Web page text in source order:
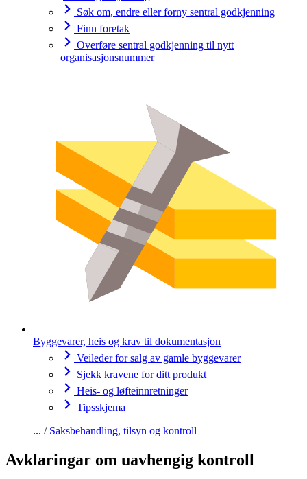
Søk om, endre eller forny sentral godkjenning
Finn foretak
Overføre sentral godkjenning til nytt
organisasjonsnummer
Byggevarer, heis og krav til dokumentasjon
Veileder for salg av gamle byggevarer
Sjekk kravene for ditt produkt
Heis- og løfteinnretninger
Tipsskjema
Saksbehandling, tilsyn og kontroll
Avklaringar om uavhengig kontroll